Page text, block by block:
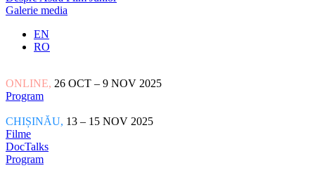
Galerie media
EN
RO
ONLINE, 26 OCT – 9 NOV 2025
Program
CHIȘINĂU, 13 – 15 NOV 2025
Filme
DocTalks
Program